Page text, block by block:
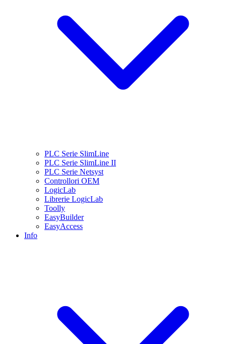
PLC Serie SlimLine
PLC Serie SlimLine II
PLC Serie Netsyst
Controllori OEM
LogicLab
Librerie LogicLab
Toolly
EasyBuilder
EasyAccess
Info